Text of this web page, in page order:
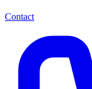
Contact